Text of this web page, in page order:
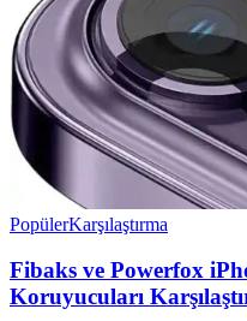
PopülerKarşılaştırma
Fibaks ve Powerfox
Koruyucuları